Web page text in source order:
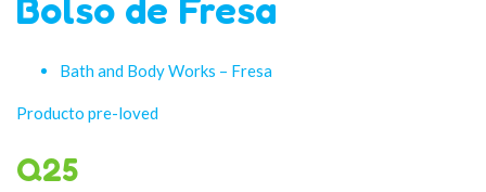
Bath and Body Works – Fresa
Producto pre-loved
Q25